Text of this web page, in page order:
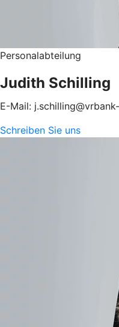
Personalabteilung
Judith Schilling
E-Mail:
Schreiben Sie uns